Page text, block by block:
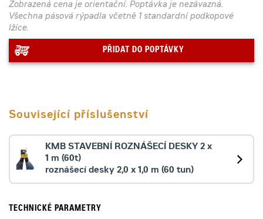
Zobrazená cena je orientační. Poptávka je nezávazná.
Všechna pásová rýpadla včetně 1 standardní podkopové
lžíce.
PŘIDAT DO POPTÁVKY
Související příslušenství
KMB STAVEBNÍ ROZNÁŠECÍ DESKY 2 x
1 m (60t)
roznášecí desky 2,0 x 1,0 m (60 tun)
TECHNICKÉ PARAMETRY